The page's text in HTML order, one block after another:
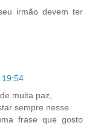
irmão devem ter
19:54
muita paz,
sempre nesse
frase que gosto